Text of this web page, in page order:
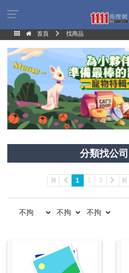
首頁 找商品
分類找公司
1 2 3